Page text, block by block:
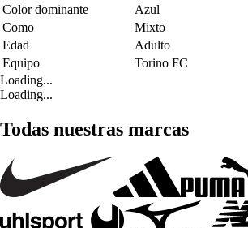
Color dominante
Azul
Como
Mixto
Edad
Adulto
Equipo
Torino FC
Loading...
Loading...
Todas nuestras marcas